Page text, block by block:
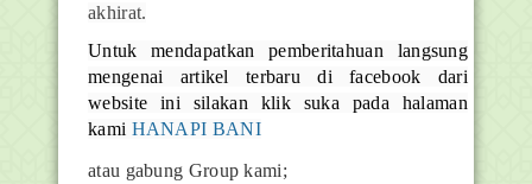
akhirat.
Untuk mendapatkan pemberitahuan langsung
mengenai artikel terbaru di facebook dari
website ini silakan klik suka pada halaman
kami HANAPI BANI
atau gabung Group kami;